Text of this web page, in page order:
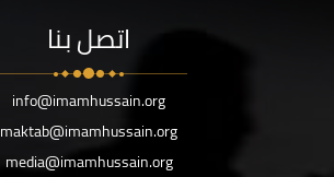
اتصل بنا
info@imamhussain.org
maktab@imamhussain.org
media@imamhussain.org